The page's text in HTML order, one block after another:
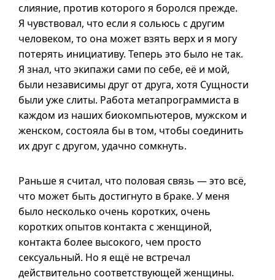
слияние, против которого я боролся прежде.
Я чувствовал, что если я сольюсь с другим
человеком, то она может взять верх и я могу
потерять инициативу. Теперь это было не так.
Я знал, что экипажи сами по себе, её и мой,
были независимы друг от друга, хотя Сущности
были уже слиты. Работа метапрограммиста в
каждом из наших биокомпьютеров, мужском и
женском, состояла бы в том, чтобы соединить
их друг с другом, удачно сомкнуть.
Раньше я считал, что половая связь — это всё,
что может быть достигнуто в браке. У меня
было несколько очень коротких, очень
коротких опытов контакта с женщиной,
контакта более высокого, чем просто
сексуальный. Но я ещё не встречал
действительно соответствующей женщины.